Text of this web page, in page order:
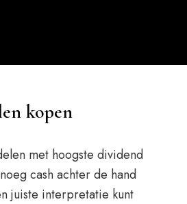
kopen
met hoogste dividend
cash achter de hand
juiste interpretatie kunt